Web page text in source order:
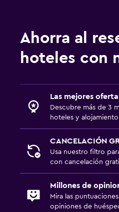
Ahorra al
hoteles con
Las mejores
Descubre más de 3
hoteles y
CANCELACIÓN
Usa nuestro filtro
con cancelación
Millones de
Mira las
opiniones de